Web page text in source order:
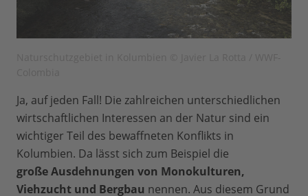
Ja, auf jeden Fall! Die zahlreichen unterschiedlichen
wirtschaftlichen Interessen an der Natur sind ein
wichtiger Teil des bewaffneten Konflikts in
Kolumbien. Da lässt sich zum Beispiel die
große Ausdehnungen von Monokulturen,
Viehzucht und Bergbau nennen. Aus diesem Grund